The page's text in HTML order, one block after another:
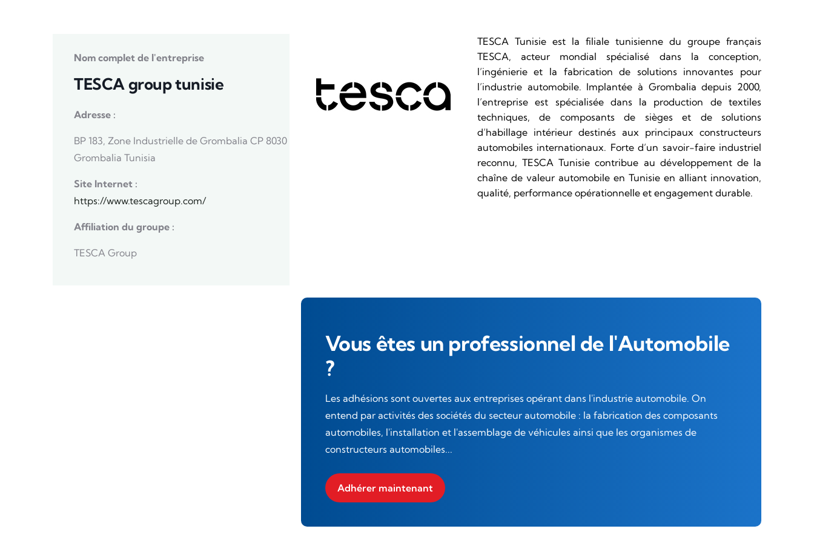
Nom complet de l'entreprise
TESCA group tunisie
Adresse :
BP 183, Zone Industrielle de Grombalia CP 8030
Grombalia Tunisia
Site Internet :
https://www.tescagroup.com/
Affiliation du groupe :
TESCA Group
TESCA Tunisie est la filiale tunisienne du groupe français
TESCA, acteur mondial spécialisé dans la conception,
l’ingénierie et la fabrication de solutions innovantes pour
l’industrie automobile. Implantée à Grombalia depuis 2000,
l’entreprise est spécialisée dans la production de textiles
techniques, de composants de sièges et de solutions
d’habillage intérieur destinés aux principaux constructeurs
automobiles internationaux. Forte d’un savoir-faire industriel
reconnu, TESCA Tunisie contribue au développement de la
chaîne de valeur automobile en Tunisie en alliant innovation,
qualité, performance opérationnelle et engagement durable.
Vous êtes un professionnel de l'Automobile
?
Les adhésions sont ouvertes aux entreprises opérant dans l'industrie automobile. On
entend par activités des sociétés du secteur automobile : la fabrication des composants
automobiles, l'installation et l'assemblage de véhicules ainsi que les organismes de
constructeurs automobiles...
Adhérer maintenant